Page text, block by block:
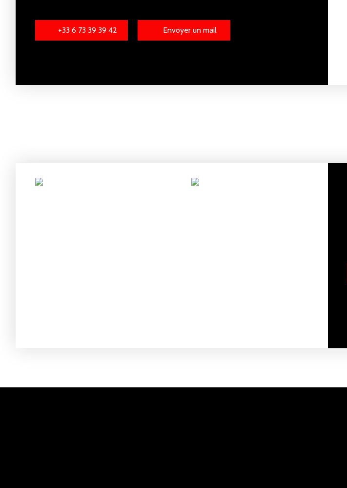
+33 6 73 39 39 42 Envoyer un mail